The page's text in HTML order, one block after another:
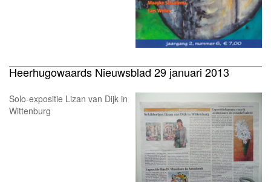
Heerhugowaards Nieuwsblad 29 januari 2013
Solo-expositie Lizan van Dijk in
Wittenburg